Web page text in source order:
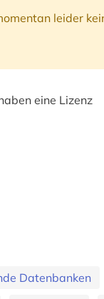
leider
eine Lizenz
Datenbanken